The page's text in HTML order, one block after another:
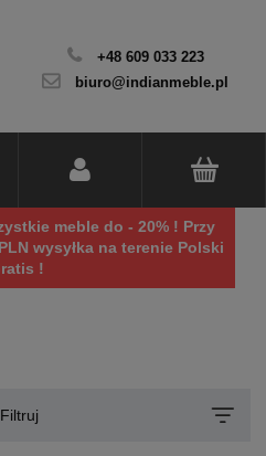
+48 609 033 223
biuro@indianmeble.pl
meble do - 20% ! Przy
wysyłka na terenie Polski
!
Filtruj